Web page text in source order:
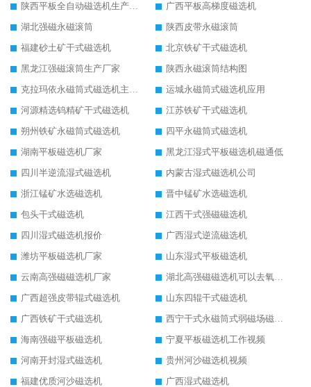
陕西平板全自动磁选机生产厂家
广西平板高梯度磁选机
湖北强磁永磁滚筒
陕西皮带永磁滚筒
福建砂土矿干式磁选机
北京铁矿干式磁选机
黑龙江强磁滚筒生产厂家
陕西永磁滚筒结构图
克拉玛依永磁筒式磁选机主要技术参数
运城永磁筒式磁选机应用
河源精选钨精矿干式磁选机
江苏铁矿干式磁选机
朔州铁矿永磁筒式磁选机
四平永磁筒式磁选机
湖南平板磁选机厂家
黑龙江湿式平板磁选机磁通低
四川半逆流湿式磁选机
内蒙古湿式磁选机公司
浙江锰矿水选磁选机
晋中锰矿水选磁选机
包头干式磁选机
江西干式强磁磁选机
四川湿式磁选机报价
广西湿式逆流磁选机
潍坊平板磁选机厂家
山东湿式平板磁选机
云南高强磁磁选机厂家
湖北高强磁磁选机可以去氧化铝
广西超强皮带辊式磁选机
山东四辊干式磁选机
广西铁矿干式磁选机
西宁干式永磁筒式弱磁场磁选机结构图
海南强磁平板磁选机
宁夏平板磁选机工作视频
河南开封湿式磁选机
贵州河沙磁选机视频
福建优质河沙磁选机
广西湿式磁选机